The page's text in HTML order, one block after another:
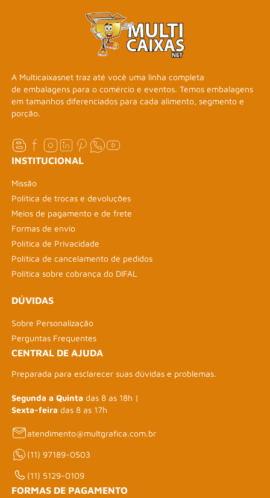
A Multicaixasnet traz até você uma linha completa
de embalagens para o comércio e eventos. Temos embalagens
em tamanhos diferenciados para cada alimento, segmento e
porção.
INSTITUCIONAL
Missão
Política de trocas e devoluções
Meios de pagamento e de frete
Formas de envio
Política de Privacidade
Política de cancelamento de pedidos
Política sobre cobrança do DIFAL
DÚVIDAS
Sobre Personalização
Perguntas Frequentes
CENTRAL DE AJUDA
Preparada para esclarecer suas dúvidas e problemas.
Segunda a Quinta das 8 as 18h |
Sexta-feira das 8 as 17h
atendimento@multgrafica.com.br
(11) 97189-0503
(11) 5129-0109
FORMAS DE PAGAMENTO